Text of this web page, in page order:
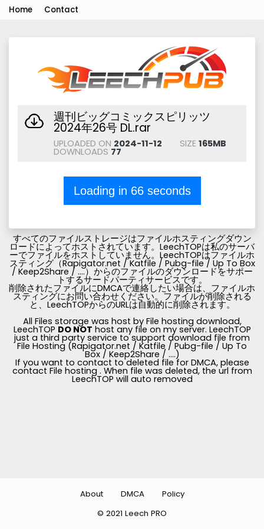
Home Contact
週刊ビッグコミックスピリッツ
2024年26号 DL.rar
UPLOADED ON 2024-11-12 SIZE165MB
DOWNLOADS 77
Loading in 66seconds
すべてのファイルストレージはファイルホスティングダウン
ロードによってホストされています。LeechTOPは私のサーバ
ーでファイルをホストしていません。LeechTOPはファイルホ
スティング（Rapigator.net / Katfile / Pubg-file / Up To Box
/ Keep2Share / ....）からのファイルのダウンロードをサポー
トするサードパーティサービスです。
削除されたファイルにDMCAで連絡したい場合は、ファイルホ
スティングにお問い合わせください。ファイルが削除される
と、LeechTOPからのURLは自動的に削除されます。
All Files storage was host by File hosting download,
LeechTOP DO NOT host any file on my server. LeechTOP
just a third party service to support download file from
File Hosting (Rapigator.net / Katfile / Pubg-file / Up To
Box / Keep2Share / ....)
If you want to contact to deleted file for DMCA, please
contact File hosting . When file was deleted, the url from
LeechTOP will auto removed
© 2021 Leech PRO
About DMCA Policy